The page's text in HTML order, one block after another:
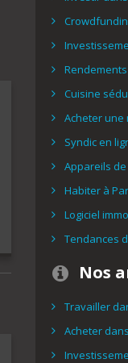
Cuisine
Acheter une
Syndic en
Appareils
Habiter à
Logiciel
Tendances
Nos
Travailler
Acheter